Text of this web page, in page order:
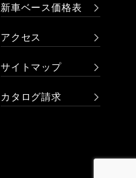
新車ベース価格表
アクセス
サイトマップ
カタログ請求